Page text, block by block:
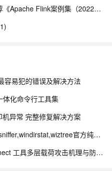
【藏经阁一起读（27）】本周推荐《Apache Flink案例集（2022版）》，你有哪些心得？
容易犯的错误及解决方法
体化命令行工具集
异常 完整修复解决方案
dism++,bleachbit,treesize,spacesniffer,windirstat,wiztree官方纯净下载地址
仿美国银行钓鱼滥用 ScreenConnect 工具多层载荷攻击机理与防御体系研究